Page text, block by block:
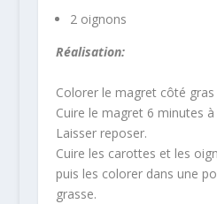
2 oignons
Réalisation:
Colorer le magret côté
Cuire le magret 6 minutes
Laisser reposer.
Cuire les carottes et les
puis les colorer dans une
grasse.